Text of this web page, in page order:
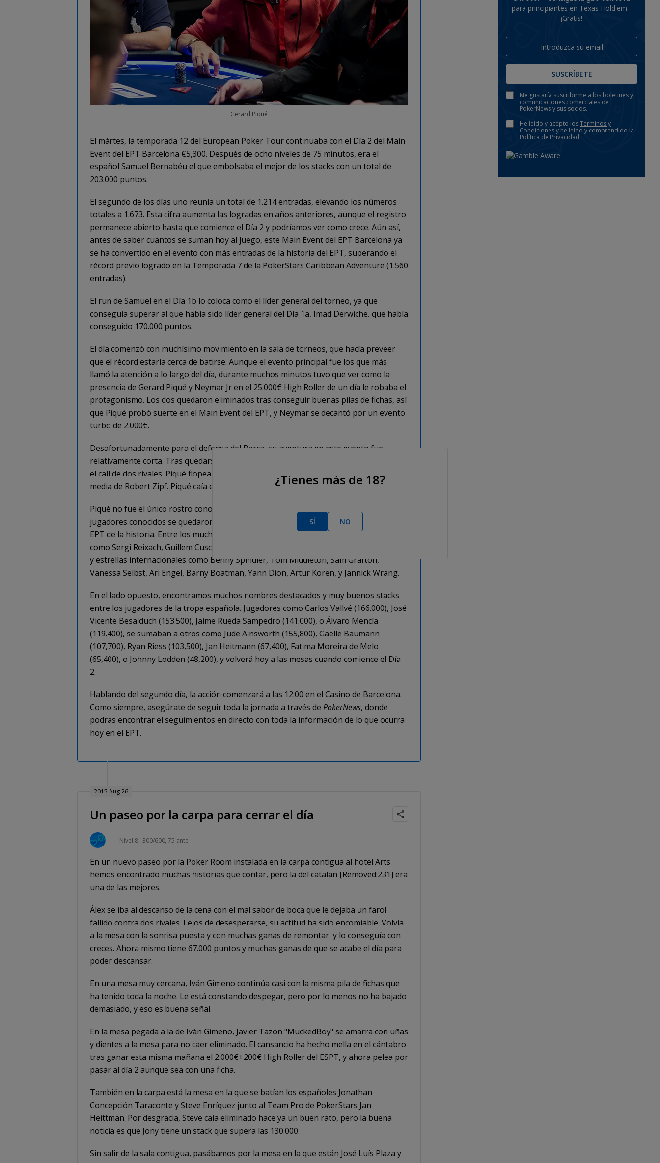
Gerard Piqué
El mártes, la temporada 12 del European Poker Tour continuaba con el Día 2 del Main
Event del EPT Barcelona €5,300. Después de ocho niveles de 75 minutos, era el
español Samuel Bernabéu el que embolsaba el mejor de los stacks con un total de
203.000 puntos.
El segundo de los días uno reunía un total de 1.214 entradas, elevando los números
totales a 1.673. Esta cifra aumenta las logradas en años anteriores, aunque el registro
permanece abierto hasta que comience el Día 2 y podríamos ver como crece. Aún así,
antes de saber cuantos se suman hoy al juego, este Main Event del EPT Barcelona ya
se ha convertido en el evento con más entradas de la historia del EPT, superando el
récord previo logrado en la Temporada 7 de la PokerStars Caribbean Adventure (1.560
entradas).
El run de Samuel en el Día 1b lo coloca como el líder general del torneo, ya que
conseguía superar al que había sido líder general del Día 1a, Imad Derwiche, que había
conseguido 170.000 puntos.
El día comenzó con muchísimo movimiento en la sala de torneos, que hacía preveer
que el récord estaría cerca de batirse. Aunque el evento principal fue los que más
llamó la atención a lo largo del día, durante muchos minutos tuvo que ver como la
presencia de Gerard Piqué y Neymar Jr en el 25.000€ High Roller de un día le robaba el
protagonismo. Los dos quedaron eliminados tras conseguir buenas pilas de fichas, así
que Piqué probó suerte en el Main Event del EPT, y Neymar se decantó por un evento
turbo de 2.000€.
Desafortunadamente para el defensa del Barça, su aventura en este evento fue
relativamente corta. Tras quedarse short, Piqué se movía all in antes del flop y recibía
el call de dos rivales. Piqué flopeaba bottom pair, pero no podría superar la pareja
media de Robert Zipf. Piqué caía eliminado en el séptimo nivel de juego.
Piqué no fue el único rostro conocido que cayó eliminado, ya que otros muchos
jugadores conocidos se quedaron sin opciones de conseguir la victoria en el mayor
EPT de la historia. Entre los muchos que cogieron el camino del rail estaban jugadores
como Sergi Reixach, Guillem Cuscó, José Luís Plaza, Steve Enríquez, Marcos Fernández,
y estrellas internacionales como Benny Spindler, Tom Middleton, Sam Grafton,
Vanessa Selbst, Ari Engel, Barny Boatman, Yann Dion, Artur Koren, y Jannick Wrang.
En el lado opuesto, encontramos muchos nombres destacados y muy buenos stacks
entre los jugadores de la tropa española. Jugadores como Carlos Vallvé (166.000), José
Vicente Besalduch (153.500), Jaime Rueda Sampedro (141.000), o Álvaro Mencía
(119.400), se sumaban a otros como Jude Ainsworth (155,800), Gaelle Baumann
(107,700), Ryan Riess (103,500), Jan Heitmann (67,400), Fatima Moreira de Melo
(65,400), o Johnny Lodden (48,200), y volverá hoy a las mesas cuando comience el Día
2.
Hablando del segundo día, la acción comenzará a las 12:00 en el Casino de Barcelona.
Como siempre, asegúrate de seguir toda la jornada a través de PokerNews, donde
podrás encontrar el seguimientos en directo con toda la información de lo que ocurra
hoy en el EPT.
2015 Aug 26
Un paseo por la carpa para cerrar el día
Nivel 8 : 300/600, 75 ante
En un nuevo paseo por la Poker Room instalada en la carpa contigua al hotel Arts
hemos encontrado muchas historias que contar, pero la del catalán [Removed:231] era
una de las mejores.
Álex se iba al descanso de la cena con el mal sabor de boca que le dejaba un farol
fallido contra dos rivales. Lejos de desesperarse, su actitud ha sido encomiable. Volvía
a la mesa con la sonrisa puesta y con muchas ganas de remontar, y lo conseguía con
creces. Ahora mismo tiene 67.000 puntos y muchas ganas de que se acabe el día para
poder descansar.
En una mesa muy cercana, Iván Gimeno continúa casi con la misma pila de fichas que
ha tenido toda la noche. Le está constando despegar, pero por lo menos no ha bajado
demasiado, y eso es buena señal.
En la mesa pegada a la de Iván Gimeno, Javier Tazón "MuckedBoy" se amarra con uñas
y dientes a la mesa para no caer eliminado. El cansancio ha hecho mella en el cántabro
tras ganar esta misma mañana el 2.000€+200€ High Roller del ESPT, y ahora pelea por
pasar al día 2 aunque sea con una ficha.
También en la carpa está la mesa en la que se batían los españoles Jonathan
Concepción Taraconte y Steve Enríquez junto al Team Pro de PokerStars Jan
Heittman. Por desgracia, Steve caía eliminado hace ya un buen rato, pero la buena
noticia es que Jony tiene un stack que supera las 130.000.
Sin salir de la sala contigua, pasábamos por la mesa en la que están José Luís Plaza y
para principiantes en Texas Hold'em -
¡Gratis!
SUSCRÍBETE
Me gustaría suscribirme a los boletines y
comunicaciones comerciales de
PokerNews y sus socios.
He leído y acepto losTérminos y
Condicionesy he leído y comprendido la
Política de Privacidad.
¿Tienes más de 18?
SÍ NO